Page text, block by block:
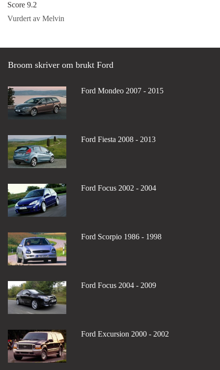
Score 9.2
Vurdert av Melvin
Broom skriver om brukt Ford
Ford Mondeo 2007 - 2015
Ford Fiesta 2008 - 2013
Ford Focus 2002 - 2004
Ford Scorpio 1986 - 1998
Ford Focus 2004 - 2009
Ford Excursion 2000 - 2002